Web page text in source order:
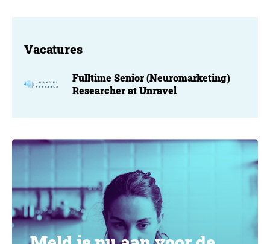
Vacatures
Fulltime Senior (Neuromarketing)
Researcher at Unravel